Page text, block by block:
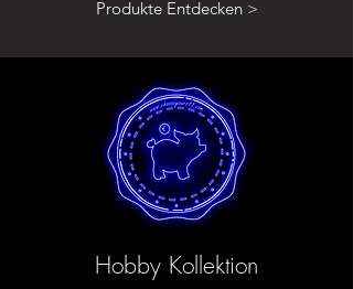
Produkte Entdecken >
Hobby Kollektion